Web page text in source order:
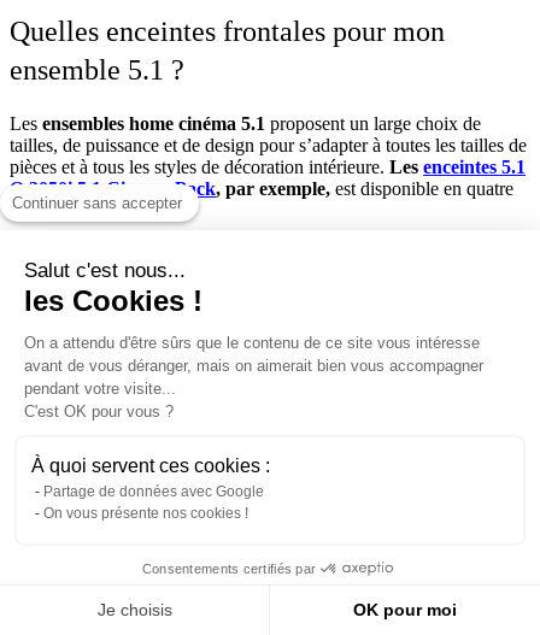
Quelles enceintes frontales pour mon
ensemble 5.1 ?
Les ensembles home cinéma 5.1 proposent un large choix de
tailles, de puissance et de design pour s’adapter à toutes les tailles de
pièces et à tous les styles de décoration intérieure. Les enceintes 5.1
Q 3050i 5.1 Cinema Pack, par exemple, est disponible en quatre
finitions.
placeront directement au sol, leur taille étant pensée pour que les
haut-parleurs soient à la hauteur d’écoute adéquate. Les enceintes
compactes, et/ou satellites, quant à elles, pourront être posées sur
pieds à l’aide de pointes ou d’isolateurs, pour un couplage idéal avec
le caisson de basse. Mais elle peuvent également être posées sur un
meuble ou directement accrochées au mur, via un support mural
fourni ou en option.
Enceintes colonne ou compactes ?
Pour installer un ensemble 5.1dans une pièce supérieure à 20
mètres carrés, nous vous conseillons les packs d’enceintes grand
petites, des enceintes compactes seront bien plus adaptées, et vous
Continuer sans accepter
Salut c'est nous...
les Cookies !
On a attendu d'être sûrs que le contenu de ce site vous intéresse
avant de vous déranger, mais on aimerait bien vous accompagner
pendant votre visite...
C'est OK pour vous ?
À quoi servent ces cookies :
Partage de données avec Google
On vous présente nos cookies !
Consentements certifiés par
Je choisis OK pour moi